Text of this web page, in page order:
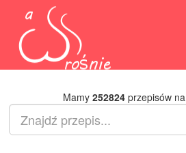
Mamy 252824przepisów na